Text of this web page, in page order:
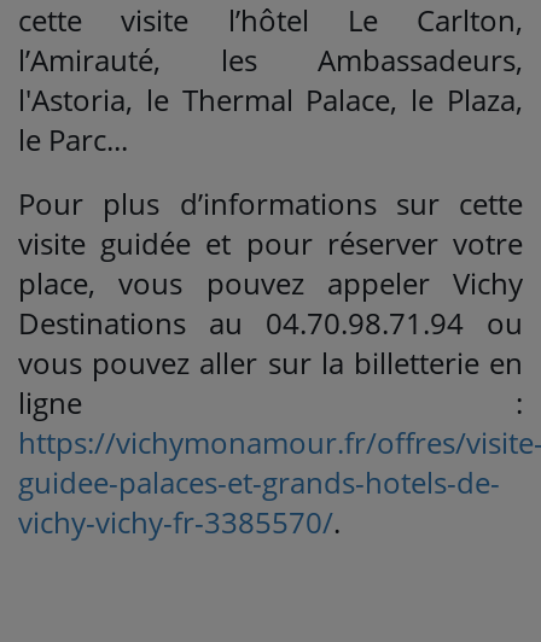
cette visite l’hôtel Le Carlton,
l’Amirauté, les Ambassadeurs,
l'Astoria, le Thermal Palace, le Plaza,
le Parc...
Pour plus d’informations sur cette
visite guidée et pour réserver votre
place, vous pouvez appeler Vichy
Destinations au 04.70.98.71.94 ou
vous pouvez aller sur la billetterie en
ligne :
https://vichymonamour.fr/offres/
guidee-palaces-et-grands-hotels-de-
vichy-vichy-fr-3385570/.